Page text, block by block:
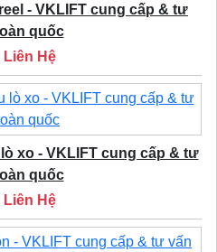
- VKLIFT cung cấp & tư
quốc
Liên Hệ
xo - VKLIFT cung cấp & tư
quốc
Liên Hệ